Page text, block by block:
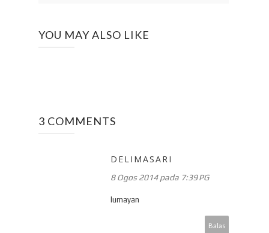
YOU MAY ALSO LIKE
3 COMMENTS
DELIMASARI
8 Ogos 2014 pada 7:39 PG
lumayan
Balas